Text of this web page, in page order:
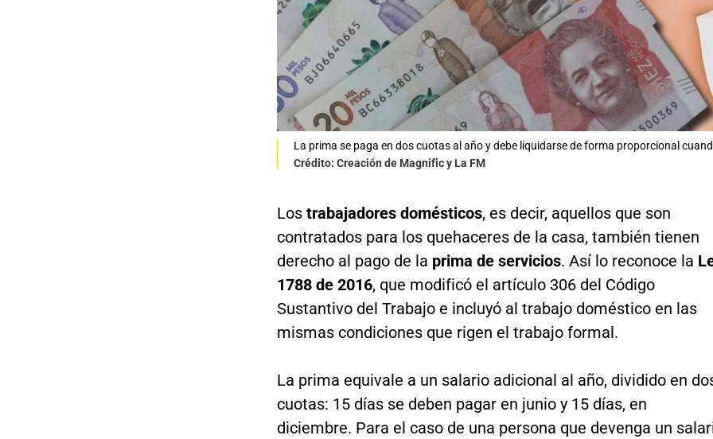
La prima se paga en dos cuotas al año y debe liquidarse de forma proporcional
Crédito: Creación de Magnific y La FM
Los trabajadores domésticos, es decir, aquellos que son
contratados para los quehaceres de la casa, también tienen
derecho al pago de la prima de servicios. Así lo reconoce la
1788 de 2016, que modificó el artículo 306 del Código
Sustantivo del Trabajo e incluyó al trabajo doméstico en las
mismas condiciones que rigen el trabajo formal.
La prima equivale a un salario adicional al año, dividido en
cuotas: 15 días se deben pagar en junio y 15 días, en
diciembre. Para el caso de una persona que devenga un